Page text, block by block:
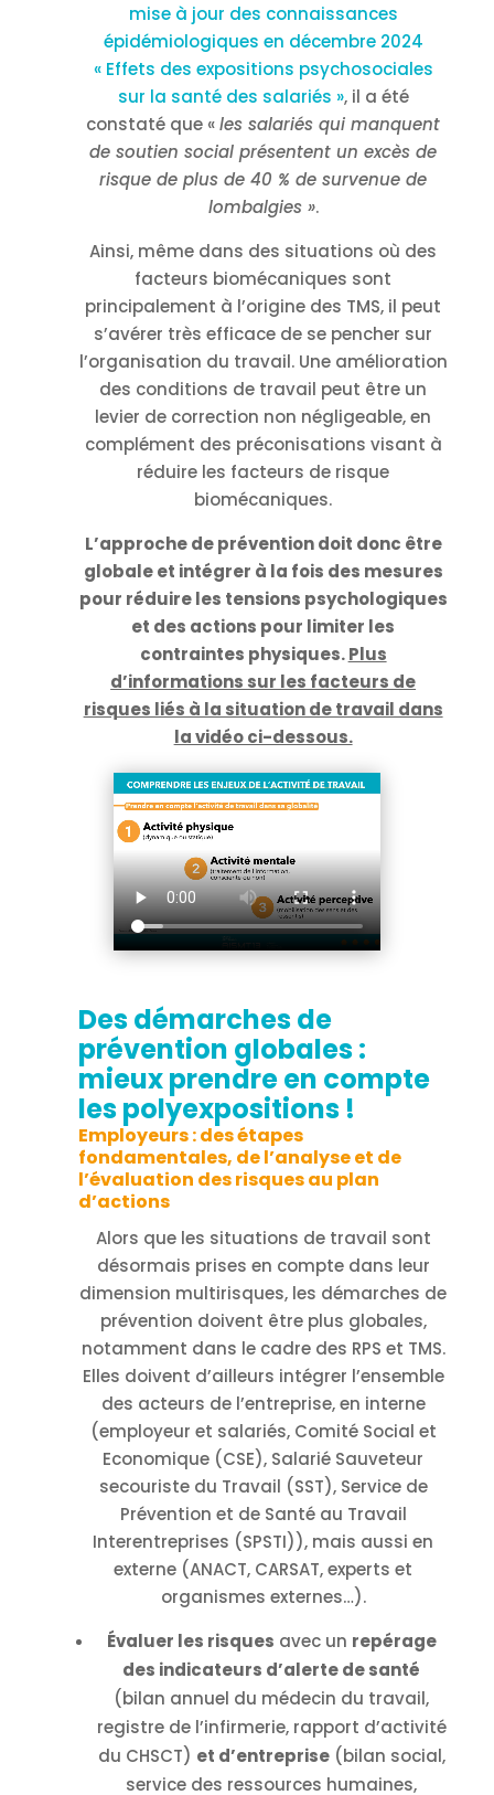
mise à jour des connaissances
épidémiologiques en décembre 2024
« Effets des expositions psychosociales
sur la santé des salariés », il a été
constaté que «les salariés qui manquent
de soutien social présentent un excès de
risque de plus de 40 % de survenue de
lombalgies ».
Ainsi, même dans des situations où des
facteurs biomécaniques sont
principalement à l’origine des TMS, il peut
s’avérer très efficace de se pencher sur
l’organisation du travail. Une amélioration
des conditions de travail peut être un
levier de correction non négligeable, en
complément des préconisations visant à
réduire les facteurs de risque
biomécaniques.
L’approche de prévention doit donc être
globale et intégrer à la fois des mesures
pour réduire les tensions psychologiques
et des actions pour limiter les
contraintes physiques.Plus
d’informations sur les facteurs de
risques liés à la situation de travail dans
la vidéo ci-dessous.
Des démarches de
prévention globales :
mieux prendre en compte
les polyexpositions !
Employeurs : des étapes
fondamentales, de l’analyse et de
l’évaluation des risques au plan
d’actions
Alors que les situations de travail sont
désormais prises en compte dans leur
dimension multirisques, les démarches de
prévention doivent être plus globales,
notamment dans le cadre des RPS et TMS.
Elles doivent d’ailleurs intégrer l’ensemble
des acteurs de l’entreprise, en interne
(employeur et salariés, Comité Social et
Economique (CSE), Salarié Sauveteur
secouriste du Travail (SST), Service de
Prévention et de Santé au Travail
Interentreprises (SPSTI)), mais aussi en
externe (ANACT, CARSAT, experts et
organismes externes…).
Évaluer les risques avec un repérage
des indicateurs d’alerte de santé
(bilan annuel du médecin du travail,
registre de l’infirmerie, rapport d’activité
du CHSCT) et d’entreprise(bilan social,
service des ressources humaines,